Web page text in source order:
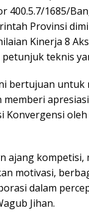
400.5.7/1685/
Provinsi
Kinerja 8
teknis
bertujuan untuk
memberi
Konvergensi
ajang kompetisi,
motivasi,
dalam
Jihan.